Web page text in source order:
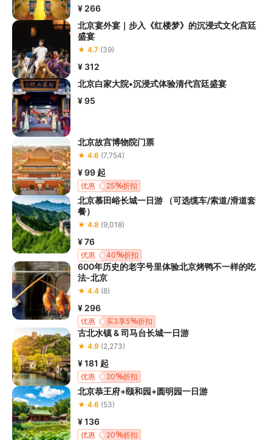
¥ 266
北京宴外宴｜步入《红楼梦》的沉浸式文化宫廷
盛宴
★ 4.7 (39)
¥ 312
北京白家大院•沉浸式体验清代宫廷盛宴
¥ 95
北京故宫博物院门票
★ 4.6 (7,754)
¥ 99 起
25 折扣
优惠
北京慕田峪长城一日游 （可选缆车/索道/滑道套
餐）
★ 4.8 (9,018)
¥ 76
40 折扣
优惠
600年历史的老字号里体验北京烤鸭不一样的吃
法-北京
★ 4.4 (8)
¥ 296
买3享5 折扣
优惠
古北水镇 & 司马台长城一日游
★ 4.9 (2,273)
¥ 181 起
20 折扣
优惠
北京恭王府+颐和园+圆明园一日游
★ 4.6 (53)
¥ 136
20 折扣
优惠